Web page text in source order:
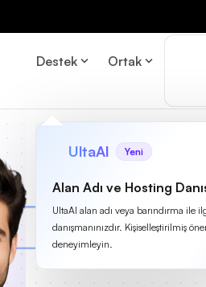
Destek Ortak
UltaAI Yeni
Alan Adı ve Hosting
UltaAI alan adı veya barındırma ile
danışmanınızdır. Kişiselleştirilmiş
deneyimleyin.